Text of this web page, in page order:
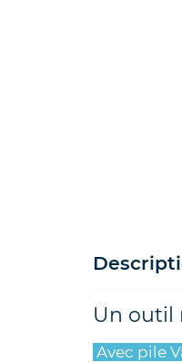
Un outil
Avec pile